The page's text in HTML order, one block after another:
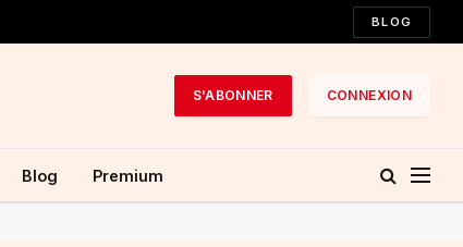
BLOG
S'ABONNER CONNEXION
Blog Premium